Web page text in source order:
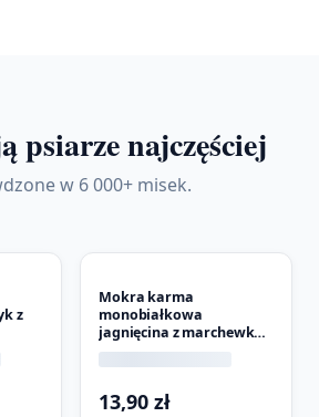
psiarze najczęściej
w 6 000+ misek.
z
Mokra karma
monobiałkowa
jagnięcina z marchewką
400g
13,90 zł